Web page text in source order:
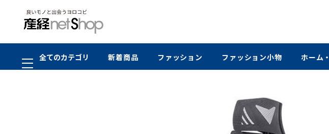
全てのカテゴリ 新着商品 ファッション ファッション小物 ホーム